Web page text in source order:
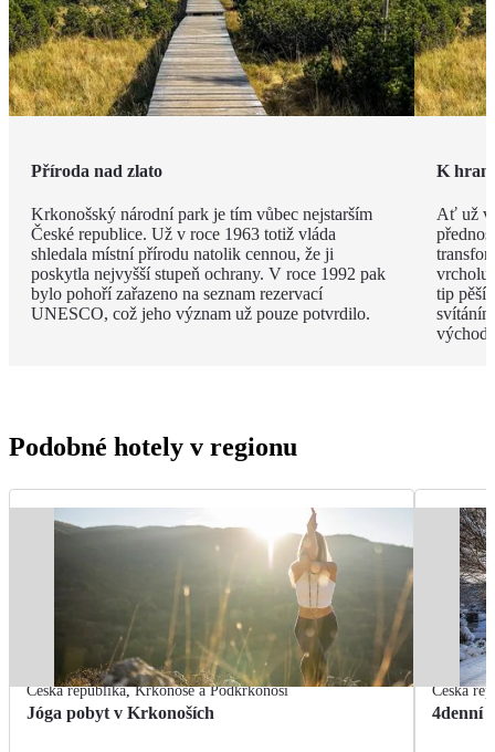
Příroda nad zlato
Krkonošský národní park je tím vůbec nejstarším
České republice. Už v roce 1963 totiž vláda
shledala místní přírodu natolik cennou, že ji
poskytla nejvyšší stupeň ochrany. V roce 1992 pak
bylo pohoří zařazeno na seznam rezervací
UNESCO, což jeho význam už pouze potvrdilo.
K
Ať už
vrcholu
tip
východ
Podobné hotely v regionu
Česká republika,Krkonoše a Podkrkonoší
Jóga pobyt v Krkonoších
Česká
4denní